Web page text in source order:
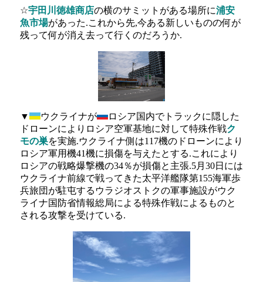
☆宇田川徳雄商店の横のサミットがある場所に浦安
魚市場があった.これから先,今ある新しいものの何が
残って何が消え去って行くのだろうか.
▼ ウクライナが
ロシア国内でトラックに隠した
ドローンによりロシア空軍基地に対して特殊作戦ク
モの巣を実施.ウクライナ側は117機のドローンにより
ロシア軍用機41機に損傷を与えたとする.これにより
ロシアの戦略爆撃機の34％が損傷と主張.5月30日には
ウクライナ前線で戦ってきた太平洋艦隊第155海軍歩
兵旅団が駐屯するウラジオストクの軍事施設がウク
ライナ国防省情報総局による特殊作戦によるものと
される攻撃を受けている.